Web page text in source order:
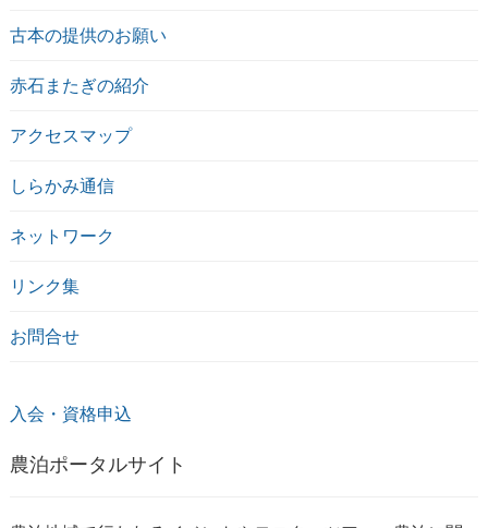
古本の提供のお願い
赤石またぎの紹介
アクセスマップ
しらかみ通信
ネットワーク
リンク集
お問合せ
入会・資格申込
農泊ポータルサイト